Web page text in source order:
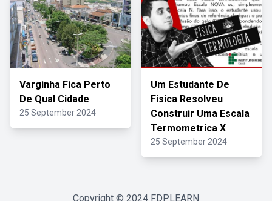
Varginha Fica Perto
De Qual Cidade
25 September 2024
Um Estudante De
Fisica Resolveu
Construir Uma Escala
Termometrica X
25 September 2024
Copyright © 2024 FDPLEARN